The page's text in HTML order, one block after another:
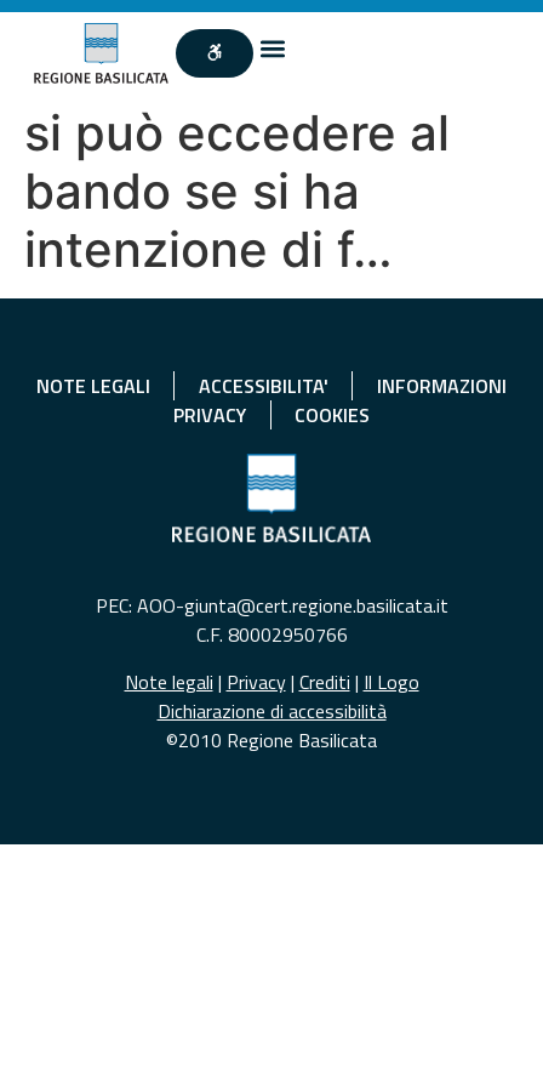
si può eccedere al
bando se si ha
intenzione di f…
NOTE LEGALI ACCESSIBILITA'
INFORMAZIONI
PRIVACY
COOKIES
PEC: AOO-giunta@cert.regione.basilicata.it
C.F. 80002950766
Note legali | Privacy| Crediti | Il Logo
Dichiarazione di accessibilità
©2010 Regione Basilicata